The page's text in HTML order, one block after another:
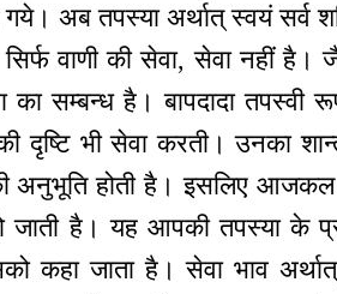
अब तपस्या अर्थात् स्वयं सर्व
सिर्फ वाणी की सेवा, सेवा नहीं
सम्बन्ध है। बापदादा तपस्वी
दृष्टि भी सेवा करती। उनका
की अनुभूति होती है। इसलिए
है। यह आपकी तपस्या के
कहा जाता है। सेवा भाव